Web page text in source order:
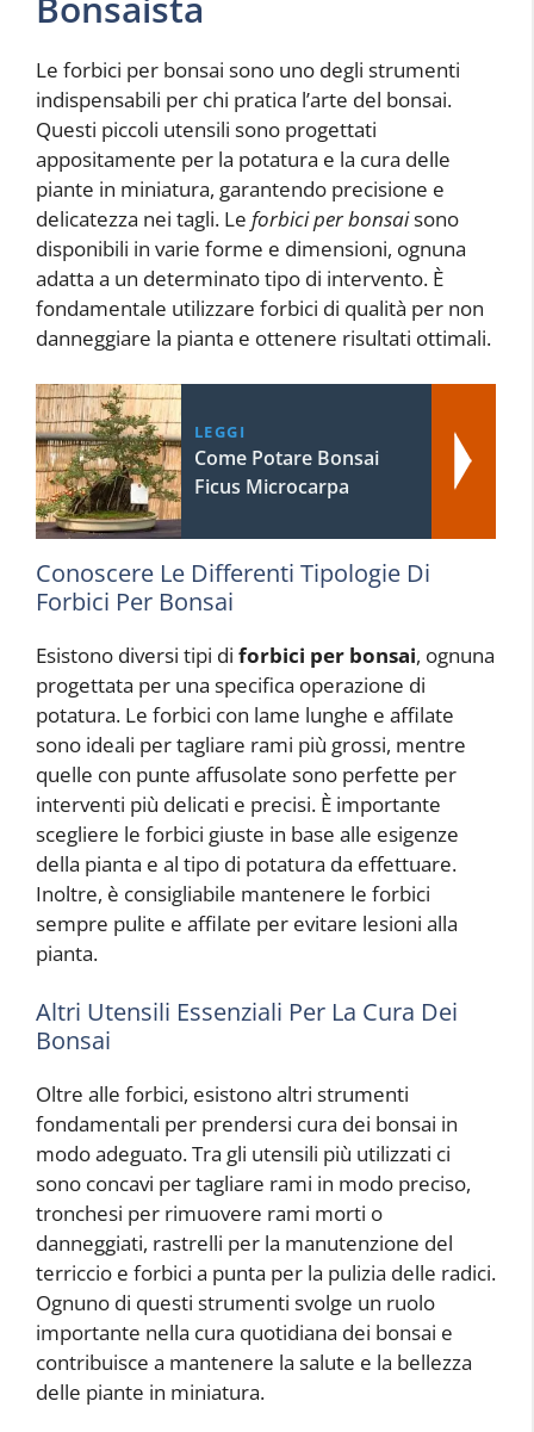
Le forbici per bonsai sono uno degli strumenti
indispensabili per chi pratica l’arte del bonsai.
Questi piccoli utensili sono progettati
appositamente per la potatura e la cura delle
piante in miniatura, garantendo precisione e
delicatezza nei tagli. Le forbici per bonsaisono
disponibili in varie forme e dimensioni, ognuna
adatta a un determinato tipo di intervento. È
fondamentale utilizzare forbici di qualità per non
danneggiare la pianta e ottenere risultati ottimali.
LEGGI
Come Potare Bonsai
Ficus Microcarpa
Conoscere Le Differenti Tipologie Di
Forbici Per Bonsai
Esistono diversi tipi di forbici per bonsai, ognuna
progettata per una specifica operazione di
potatura. Le forbici con lame lunghe e affilate
sono ideali per tagliare rami più grossi, mentre
quelle con punte affusolate sono perfette per
interventi più delicati e precisi. È importante
scegliere le forbici giuste in base alle esigenze
della pianta e al tipo di potatura da effettuare.
Inoltre, è consigliabile mantenere le forbici
sempre pulite e affilate per evitare lesioni alla
pianta.
Altri Utensili Essenziali Per La Cura Dei
Bonsai
Oltre alle forbici, esistono altri strumenti
fondamentali per prendersi cura dei bonsai in
modo adeguato. Tra gli utensili più utilizzati ci
sono concavi per tagliare rami in modo preciso,
tronchesi per rimuovere rami morti o
danneggiati, rastrelli per la manutenzione del
terriccio e forbici a punta per la pulizia delle radici.
Ognuno di questi strumenti svolge un ruolo
importante nella cura quotidiana dei bonsai e
contribuisce a mantenere la salute e la bellezza
delle piante in miniatura.